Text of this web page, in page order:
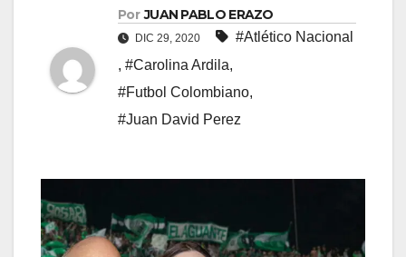
Por JUAN PABLO ERAZO
DIC 29, 2020
#Atlético Nacional
, #Carolina Ardila,
#Futbol Colombiano,
#Juan David Perez